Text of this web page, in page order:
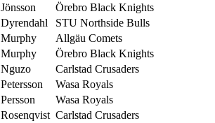
Jönsson
Örebro Black Knights
Dyrendahl
STU Northside Bulls
Murphy
Allgäu Comets
Murphy
Örebro Black Knights
Nguzo
Carlstad Crusaders
Petersson
Wasa Royals
Persson
Wasa Royals
Rosenqvist Carlstad Crusaders